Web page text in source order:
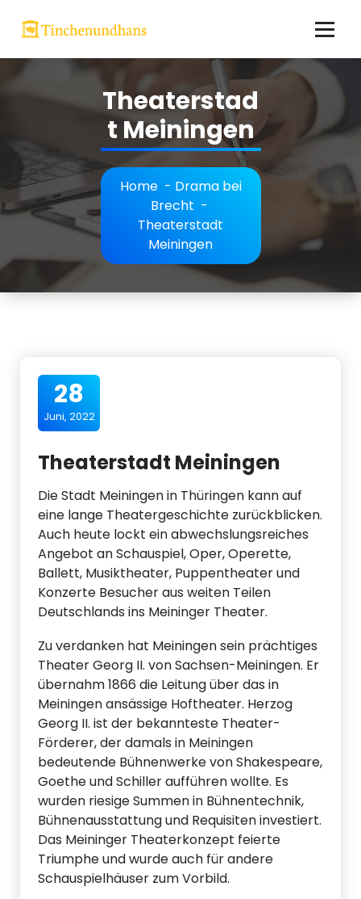
Theaterstad
t Meiningen
Home- Drama bei
Brecht -
Theaterstadt
Meiningen
28
Juni, 2022
Theaterstadt Meiningen
Die Stadt Meiningen in Thüringen kann auf
eine lange Theatergeschichte zurückblicken.
Auch heute lockt ein abwechslungsreiches
Angebot an Schauspiel, Oper, Operette,
Ballett, Musiktheater, Puppentheater und
Konzerte Besucher aus weiten Teilen
Deutschlands ins Meininger Theater.
Zu verdanken hat Meiningen sein prächtiges
Theater Georg II. von Sachsen-Meiningen. Er
übernahm 1866 die Leitung über das in
Meiningen ansässige Hoftheater. Herzog
Georg II. ist der bekannteste Theater-
Förderer, der damals in Meiningen
bedeutende Bühnenwerke von Shakespeare,
Goethe und Schiller aufführen wollte. Es
wurden riesige Summen in Bühnentechnik,
Bühnenausstattung und Requisiten investiert.
Das Meininger Theaterkonzept feierte
Triumphe und wurde auch für andere
Schauspielhäuser zum Vorbild.